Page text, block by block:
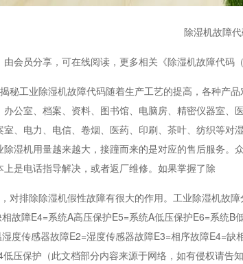
除湿机故障
员分享，可在线阅读，更多相关《除湿机故障代码（
工业除湿机故障代码随着生产工艺的提高，各种产
公室、档案、资料、图书馆、电脑房、精密仪器室
、电力、电信、卷烟、医药、印刷、茶叶、纺织等
湿机用量越来越大，接蹱而来的是对应的售后服务
是电话指导解决，或者返厂维修。如果掌握了除
排除除湿机假性故障有很大的作用。工业除湿机故
故障E4=系统A高压保护E5=系统A低压保护E6=系统
度传感器故障E2=湿度传感器故障E3=相序故障E4=
压保护（此文档部分内容来源于网络，如有侵权请